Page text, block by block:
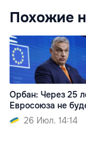
Похожие
Орбан: Через 25
Евросоюза не
26 Июл. 14:14